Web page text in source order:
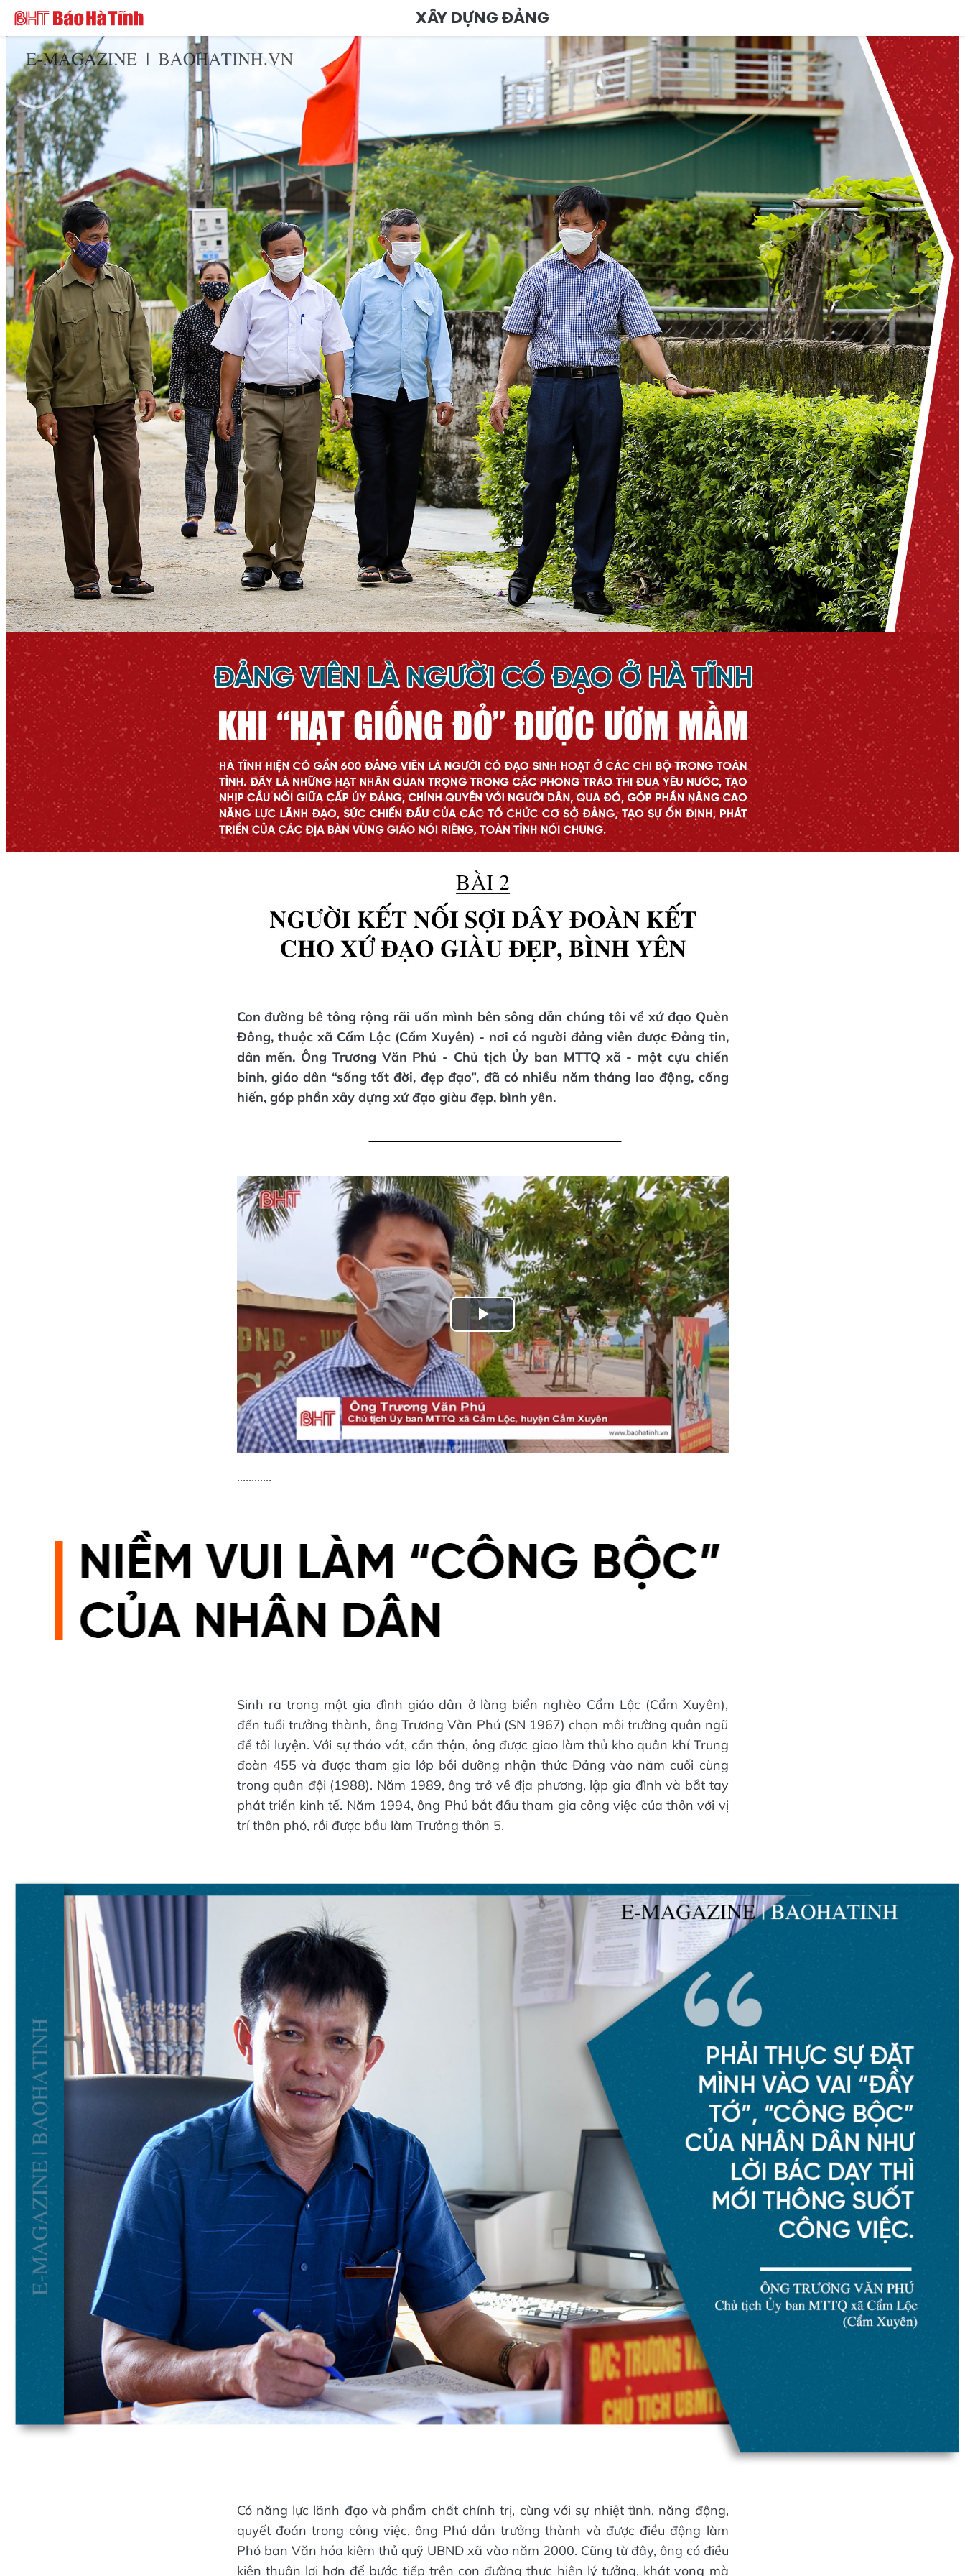
XÂY DỰNG ĐẢNG
Con đường bê tông rộng rãi uốn mình bên sông dẫn chúng tôi về xứ đạo Quèn
Đông, thuộc xã Cẩm Lộc (Cẩm Xuyên) - nơi có người đảng viên được Đảng tin,
dân mến. Ông Trương Văn Phú - Chủ tịch Ủy ban MTTQ xã - một cựu chiến
binh, giáo dân “sống tốt đời, đẹp đạo”, đã có nhiều năm tháng lao động, cống
hiến, góp phần xây dựng xứ đạo giàu đẹp, bình yên.
Play
Video
............
Sinh ra trong một gia đình giáo dân ở làng biển nghèo Cẩm Lộc (Cẩm Xuyên),
đến tuổi trưởng thành, ông Trương Văn Phú (SN 1967) chọn môi trường quân ngũ
để tôi luyện. Với sự tháo vát, cẩn thận, ông được giao làm thủ kho quân khí Trung
đoàn 455 và được tham gia lớp bồi dưỡng nhận thức Đảng vào năm cuối cùng
trong quân đội (1988). Năm 1989, ông trở về địa phương, lập gia đình và bắt tay
phát triển kinh tế. Năm 1994, ông Phú bắt đầu tham gia công việc của thôn với vị
trí thôn phó, rồi được bầu làm Trưởng thôn 5.
Có năng lực lãnh đạo và phẩm chất chính trị, cùng với sự nhiệt tình, năng động,
quyết đoán trong công việc, ông Phú dần trưởng thành và được điều động làm
Phó ban Văn hóa kiêm thủ quỹ UBND xã vào năm 2000. Cũng từ đây, ông có điều
kiện thuận lợi hơn để bước tiếp trên con đường thực hiện lý tưởng, khát vọng mà